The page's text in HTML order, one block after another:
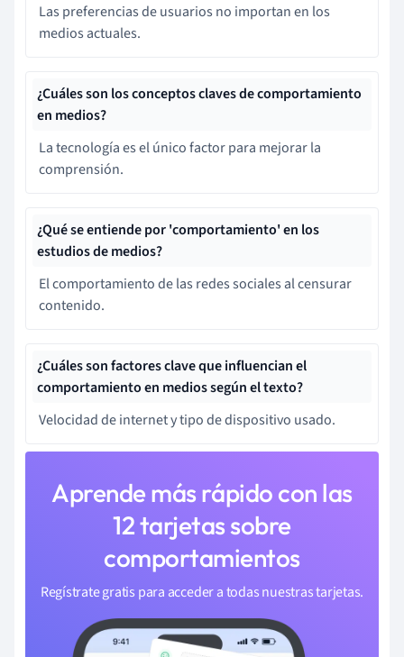
Las preferencias de usuarios no importan en los
medios actuales.
¿Cuáles son los conceptos claves de comportamiento
en medios?
La tecnología es el único factor para mejorar la
comprensión.
¿Qué se entiende por 'comportamiento' en los
estudios de medios?
El comportamiento de las redes sociales al censurar
contenido.
¿Cuáles son factores clave que influencian el
comportamiento en medios según el texto?
Velocidad de internet y tipo de dispositivo usado.
Aprende más rápido con las
12 tarjetas sobre
comportamientos
Regístrate gratis para acceder a todas nuestras tarjetas.